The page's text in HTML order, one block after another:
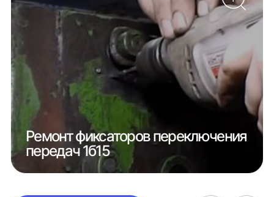
Ремонт фиксаторов переключения
передач 1б15